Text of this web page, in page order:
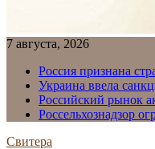
7 августа, 2026
Россия признана
Украина ввела
Российский рынок
Россельхознадзор
Свитера